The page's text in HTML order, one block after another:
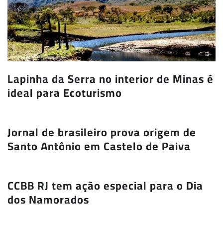
Lapinha da Serra no interior de Minas é
ideal para Ecoturismo
Jornal de brasileiro prova origem de
Santo Antônio em Castelo de Paiva
CCBB RJ tem ação especial para o Dia
dos Namorados